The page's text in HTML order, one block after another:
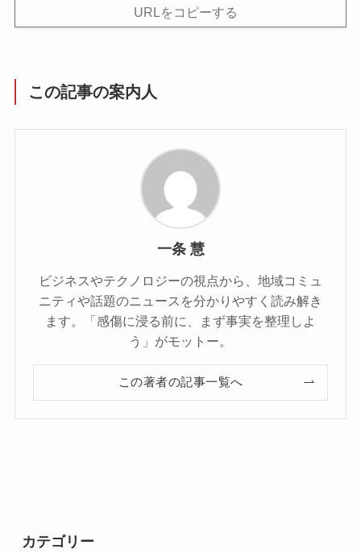
URLをコピーする
この記事の案内人
一条 慧
ビジネスやテクノロジーの視点から、地域コミュ
ニティや話題のニュースを分かりやすく読み解き
ます。「感傷に浸る前に、まず事実を整理しよ
う」がモットー。
この著者の記事一覧へ
カテゴリー